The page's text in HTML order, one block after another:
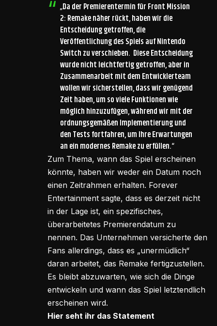
„Da der Premierentermin für Front Mission
2: Remake näher rückt, haben wir die
Entscheidung getroffen, die
Veröffentlichung des Spiels auf Nintendo
Switch zu verschieben. Diese Entscheidung
wurde nicht leichtfertig getroffen, aber in
Zusammenarbeit mit dem Entwicklerteam
wollen wir sicherstellen, dass wir genügend
Zeit haben, um so viele Funktionen wie
möglich hinzuzufügen, während wir mit der
ordnungsgemäßen Implementierung und
den Tests fortfahren, um Ihre Erwartungen
an ein modernes Remake zu erfüllen.“
Zum Thema, wann das Spiel erscheinen
könnte, haben wir weder ein Datum noch
einen Zeitrahmen erhalten. Forever
Entertainment sagte, dass es derzeit nicht
in der Lage ist, ein spezifisches,
überarbeitetes Premierendatum zu
nennen. Das Unternehmen versicherte den
Fans allerdings, dass es „unermüdlich“
daran arbeitet, das Remake fertigzustellen.
Es bleibt abzuwarten, wie sich die Dinge
entwickeln und wann das Spiel letztendlich
erscheinen wird.
Hier seht ihr das Statement